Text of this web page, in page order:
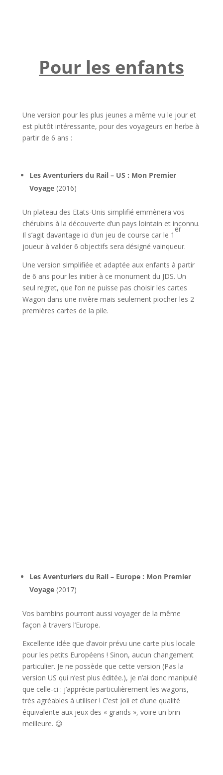
Pour les enfants
Une version pour les plus jeunes a même vu le jour et
est plutôt intéressante, pour des voyageurs en herbe à
partir de 6 ans :
Les Aventuriers du Rail – US : Mon Premier
Voyage(2016)
Un plateau des Etats-Unis simplifié emmènera vos
chérubins à la découverte d’un pays lointain et inconnu.
Il s’agit davantage ici d’un jeu de course car le 1
er
joueur à valider 6 objectifs sera désigné vainqueur.
Une version simplifiée et adaptée aux enfants à partir
de 6 ans pour les initier à ce monument du JDS. Un
seul regret, que l’on ne puisse pas choisir les cartes
Wagon dans une rivière mais seulement piocher les 2
premières cartes de la pile.
Les Aventuriers du Rail – Europe : Mon Premier
Voyage(2017)
Vos bambins pourront aussi voyager de la même
façon à travers l’Europe.
Excellente idée que d’avoir prévu une carte plus locale
pour les petits Européens ! Sinon, aucun changement
particulier. Je ne possède que cette version (Pas la
version US qui n’est plus éditée.), je n’ai donc manipulé
que celle-ci : j’apprécie particulièrement les wagons,
très agréables à utiliser ! C’est joli et d’une qualité
équivalente aux jeux des « grands », voire un brin
meilleure. 😉